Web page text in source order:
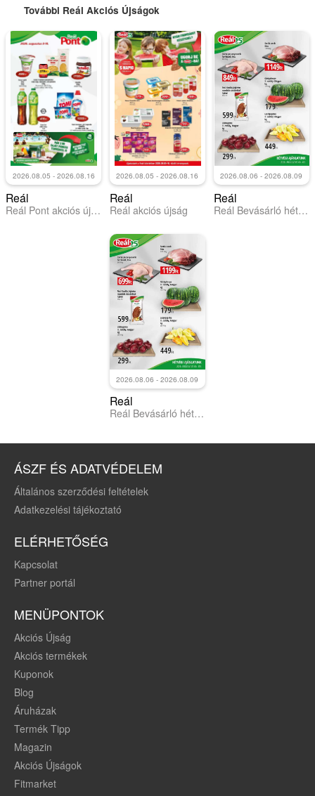
További Reál Akciós Újságok
2026.08.05 - 2026.08.16
Reál
Reál Pont akciós újság
2026.08.05 - 2026.08.16
Reál
Reál akciós újság
2026.08.06 - 2026.08.09
Reál
Reál Bevásárló hétvége - Kisalföld
2026.08.06 - 2026.08.09
Reál
Reál Bevásárló hétvége - Kelet Magyarország
ÁSZF ÉS ADATVÉDELEM
Általános szerződési feltételek
Adatkezelési tájékoztató
ELÉRHETŐSÉG
Kapcsolat
Partner portál
MENÜPONTOK
Akciós Újság
Akciós termékek
Kuponok
Blog
Áruházak
Termék Tipp
Magazin
Akciós Újságok
Fitmarket